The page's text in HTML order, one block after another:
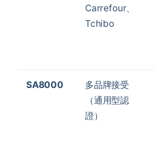
Carrefour、
Tchibo
SA8000
多品牌接受
（通用型認
證）